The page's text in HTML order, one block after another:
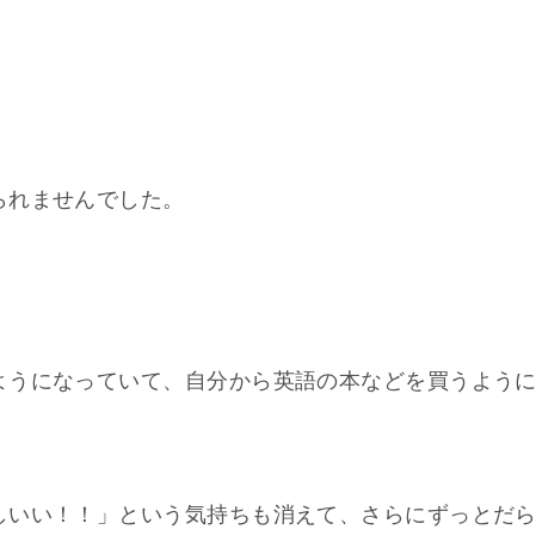
ませんでした。
になっていて、自分から英語の本などを買うように
い！！」という気持ちも消えて、さらにずっとだら